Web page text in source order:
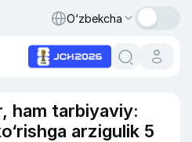
O‘zbekcha
ham tarbiyaviy:
arzigulik 5